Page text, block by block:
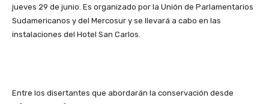
jueves 29 de junio. Es organizado por la Unión de Parlamentarios
Sudamericanos y del Mercosur y se llevará a cabo en las
instalaciones del Hotel San Carlos.
Entre los disertantes que abordarán la conservación desde